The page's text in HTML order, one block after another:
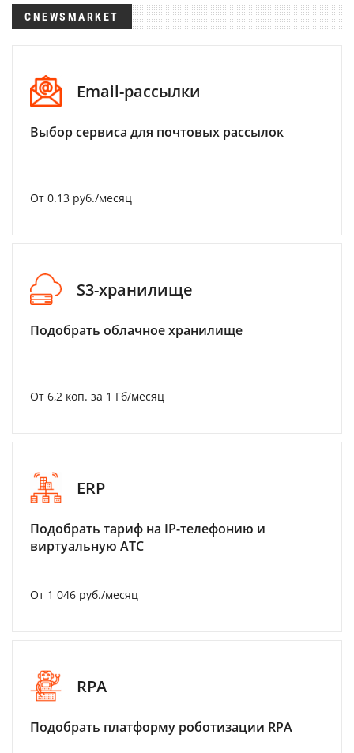
CNEWSMARKET
Email-рассылки
Выбор сервиса для почтовых рассылок
От 0.13 руб./месяц
S3-хранилище
Подобрать облачное хранилище
От 6,2 коп. за 1 Гб/месяц
ERP
Подобрать тариф на IP-телефонию и
виртуальную АТС
От 1 046 руб./месяц
RPA
Подобрать платформу роботизации RPA